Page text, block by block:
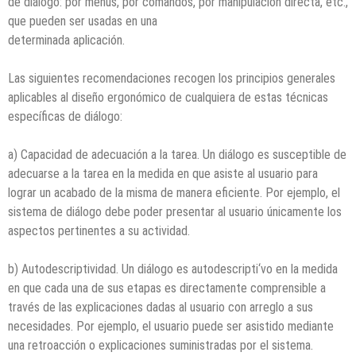
que pueden ser usadas en una
determinada aplicación.
Las siguientes recomendaciones recogen los principios generales
aplicables al diseño ergonómico de cualquiera de estas técnicas
específicas de diálogo:
a) Capacidad de adecuación a la tarea. Un diálogo es susceptible de
adecuarse a la tarea en la medida en que asiste al usuario para
lograr un acabado de la misma de manera eficiente. Por ejemplo, el
sistema de diálogo debe poder presentar al usuario únicamente los
aspectos pertinentes a su actividad.
b) Autodescriptividad. Un diálogo es autodescripti‘vo en la medida
en que cada una de sus etapas es directamente comprensible a
través de las explicaciones dadas al usuario con arreglo a sus
necesidades. Por ejemplo, el usuario puede ser asistido mediante
una retroacción o explicaciones suministradas por el sistema.